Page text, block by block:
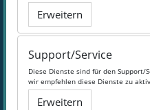
Erweitern
Support/Service
Diese Dienste sind für den Support/
wir empfehlen diese Dienste zu
Erweitern
Erweitern
Support/Service
Diese Dienste sind für den Support/
wir empfehlen diese Dienste zu
Erweitern